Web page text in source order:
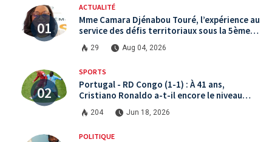
ACTUALITÉ
Mme Camara Djénabou Touré, l’expérience au
service des défis territoriaux sous la 5ème
République
29 Aug 04, 2026
SPORTS
Portugal - RD Congo (1-1) : À 41 ans,
Cristiano Ronaldo a-t-il encore le niveau
international ?
204 Jun 18, 2026
POLITIQUE